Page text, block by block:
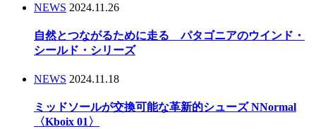
NEWS 2024.11.26
自然とつながるために走る パタゴニアのウインド・
シールド・シリーズ
NEWS 2024.11.18
ミッドソールが交換可能な革新的シューズ NNormal
〈Kboix 01〉